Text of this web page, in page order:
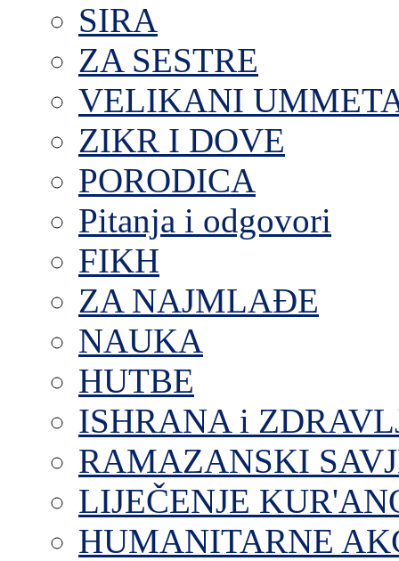
SIRA
ZA SESTRE
VELIKANI
ZIKR I DOVE
PORODICA
Pitanja i odgovori
FIKH
ZA NAJMLAĐE
NAUKA
HUTBE
ISHRANA i
RAMAZANSKI
LIJEČENJE
HUMANITARNE